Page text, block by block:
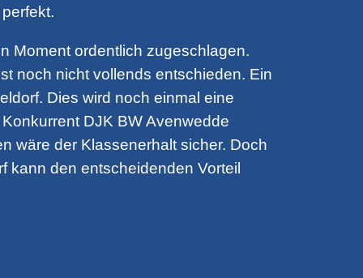
Moment ordentlich zugeschlagen.
noch nicht vollends entschieden. Ein
Dies wird noch einmal eine
DJK BW Avenwedde
wäre der Klassenerhalt sicher. Doch
kann den entscheidenden Vorteil